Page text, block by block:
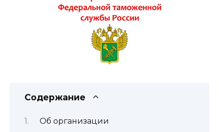
Содержание
Об организации